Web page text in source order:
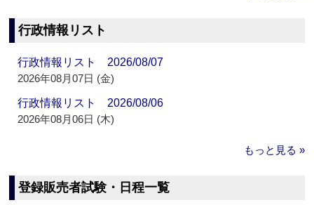
行政情報リスト
行政情報リスト 2026/08/07
2026年08月07日 (金)
行政情報リスト 2026/08/06
2026年08月06日 (木)
もっと見る »
登録販売者試験・日程一覧